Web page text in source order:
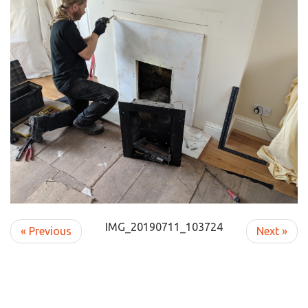
« Previous IMG_20190711_103724 Next »